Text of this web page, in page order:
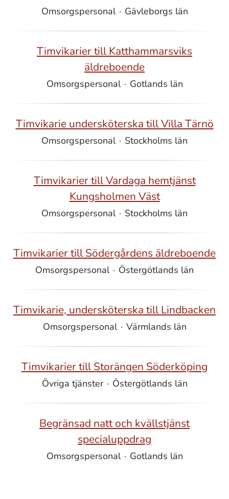
Omsorgspersonal · Gävleborgs län
Timvikarier till Katthammarsviks
äldreboende
Omsorgspersonal · Gotlands län
Timvikarie undersköterska till Villa Tärnö
Omsorgspersonal · Stockholms län
Timvikarier till Vardaga hemtjänst
Kungsholmen Väst
Omsorgspersonal · Stockholms län
Timvikarier till Södergårdens äldreboende
Omsorgspersonal · Östergötlands län
Timvikarie, undersköterska till Lindbacken
Omsorgspersonal · Värmlands län
Timvikarier till Storängen Söderköping
Övriga tjänster · Östergötlands län
Begränsad natt och kvällstjänst
specialuppdrag
Omsorgspersonal · Gotlands län